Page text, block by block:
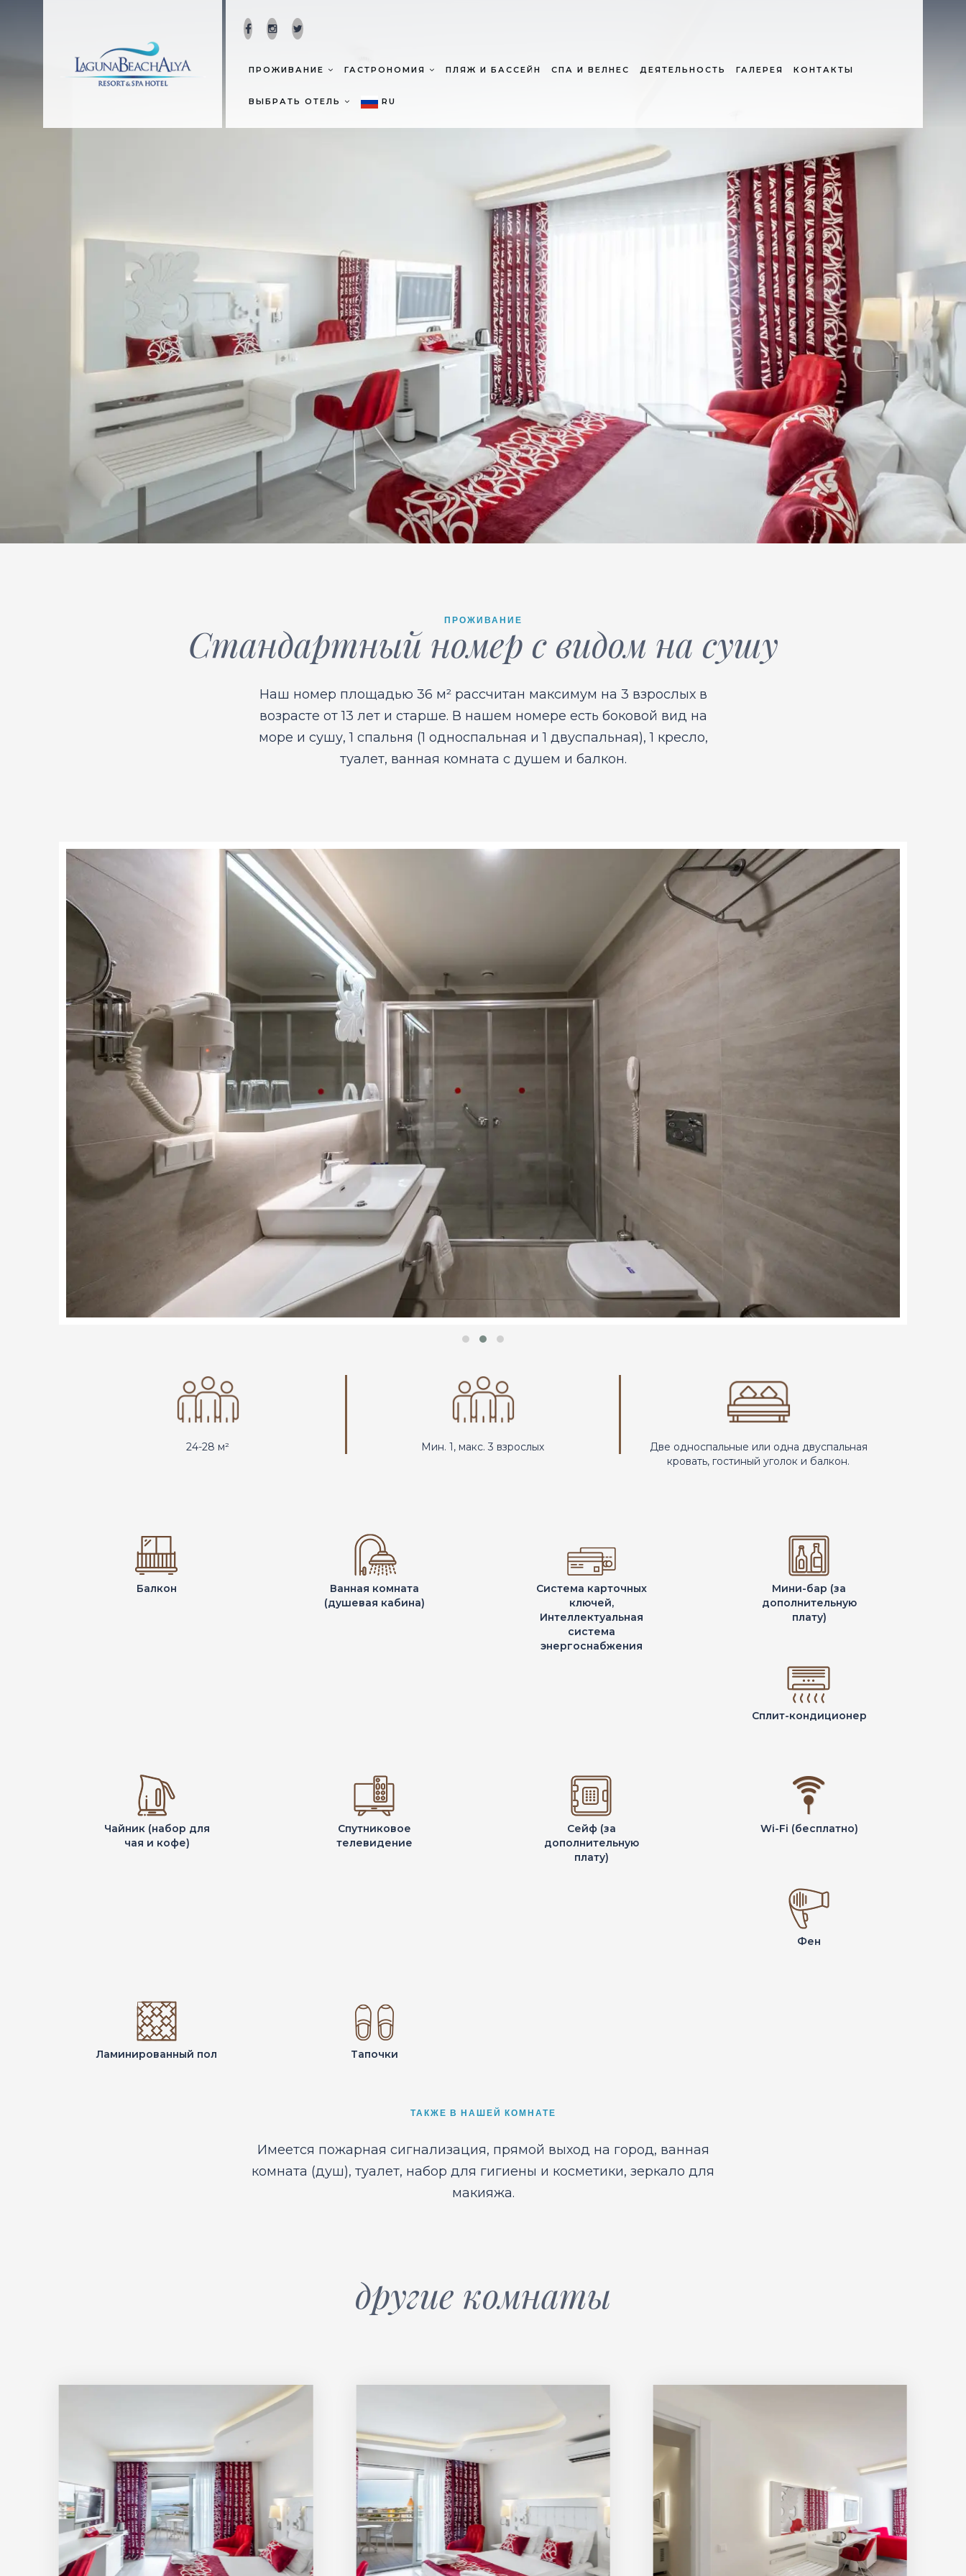
ПРОЖИВАНИЕ ГАСТРОНОМИЯ ПЛЯЖ И БАССЕЙН СПА И ВЕЛНЕС ДЕЯТЕЛЬНОСТЬ ГАЛЕРЕЯ КОНТАКТЫ
ВЫБРАТЬ ОТЕЛЬ RU
ПРОЖИВАНИЕ
Стандартный номер с видом на сушу
Наш номер площадью 36 м² рассчитан максимум на 3 взрослых в
возрасте от 13 лет и старше. В нашем номере есть боковой вид на
море и сушу, 1 спальня (1 односпальная и 1 двуспальная), 1 кресло,
туалет, ванная комната с душем и балкон.
24-28 м² Мин. 1, макс. 3 взрослых
Две односпальные или одна двуспальная
кровать, гостиный уголок и балкон.
Балкон
Ванная комната
(душевая кабина)
Система карточных
ключей,
Интеллектуальная
система
энергоснабжения
Мини-бар (за
дополнительную
плату)
Сплит-кондиционер
Чайник (набор для
чая и кофе)
Спутниковое
телевидение
Сейф (за
дополнительную
плату)
Wi-Fi (бесплатно)
Фен
Ламинированный пол Тапочки
ТАКЖЕ В НАШЕЙ КОМНАТЕ
Имеется пожарная сигнализация, прямой выход на город, ванная
комната (душ), туалет, набор для гигиены и косметики, зеркало для
макияжа.
другие комнаты